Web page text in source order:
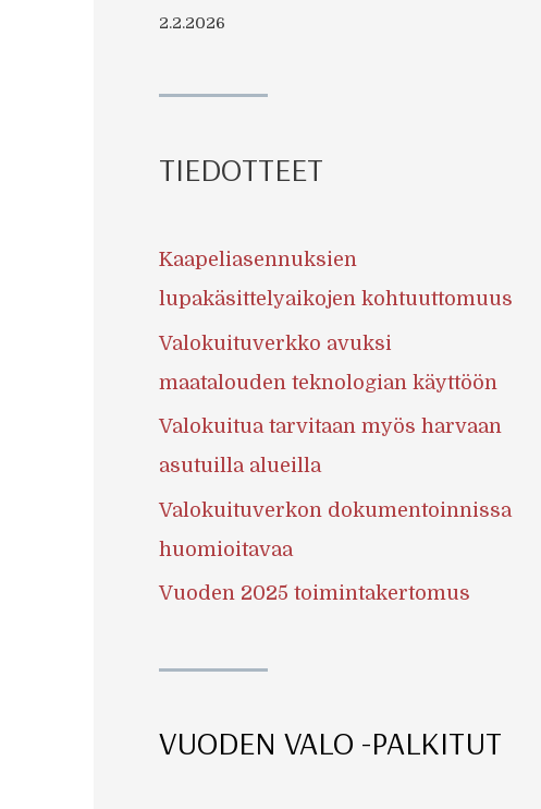
2.2.2026
TIEDOTTEET
Kaapeliasennuksien
lupakäsittelyaikojen kohtuuttomuus
Valokuituverkko avuksi
maatalouden teknologian käyttöön
Valokuitua tarvitaan myös harvaan
asutuilla alueilla
Valokuituverkon dokumentoinnissa
huomioitavaa
Vuoden 2025 toimintakertomus
VUODEN VALO -PALKITUT